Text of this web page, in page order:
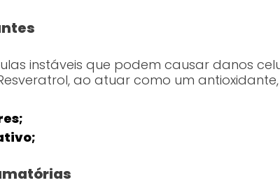
instáveis que podem causar danos
ao atuar como um